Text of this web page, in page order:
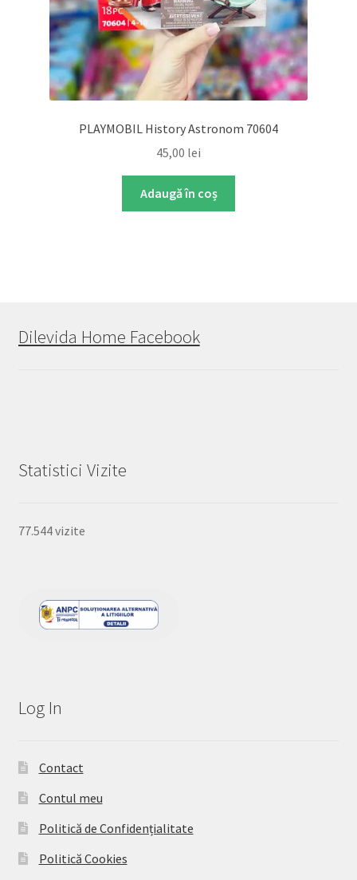
PLAYMOBIL History Astronom 70604
45,00 lei
Adaugă în coș
Dilevida Home Facebook
Statistici Vizite
77.544 vizite
Log In
Contact
Contul meu
Politică de Confidențialitate
Politică Cookies